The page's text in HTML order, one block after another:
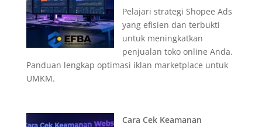
Pelajari strategi Shopee Ads
yang efisien dan terbukti
untuk meningkatkan
penjualan toko online Anda.
Panduan lengkap optimasi iklan marketplace untuk
UMKM.
Cara Cek Keamanan